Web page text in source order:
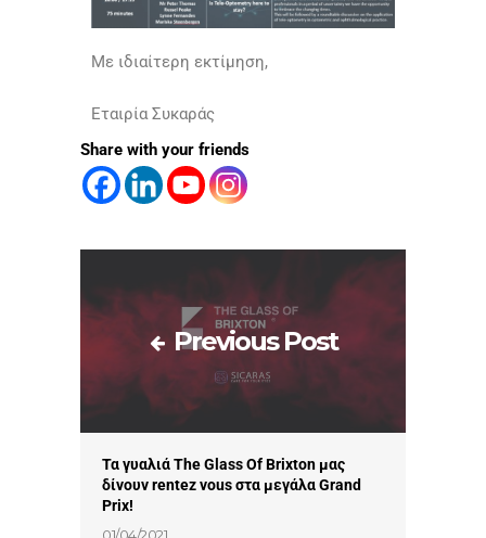
Με ιδιαίτερη εκτίμηση,
Εταιρία Συκαράς
Share with your friends
Previous Post
Τα γυαλιά The Glass Of Brixton μας
δίνουν rentez vous στα μεγάλα Grand
Prix!